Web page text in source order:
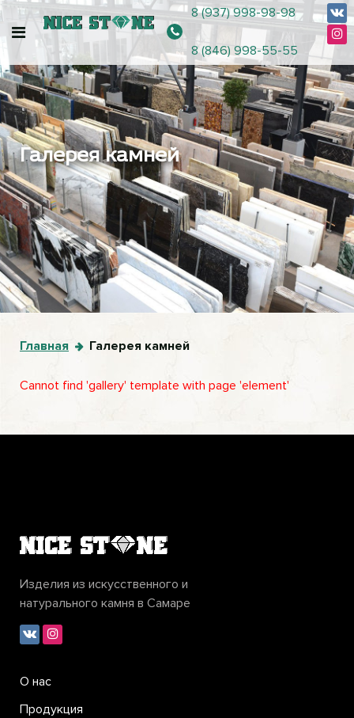
8 (937) 998-98-98
8 (846) 998-55-55
Галерея камней
Главная Галерея камней
Cannot find 'gallery' template with page 'element'
Изделия из искусственного и
натурального камня в Самаре
О нас
Продукция